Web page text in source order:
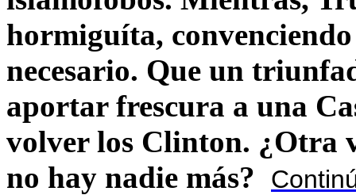
hormiguíta,
necesario. Que un
aportar frescura a una
volver los Clinton. ¿Otra
no hay nadie más?